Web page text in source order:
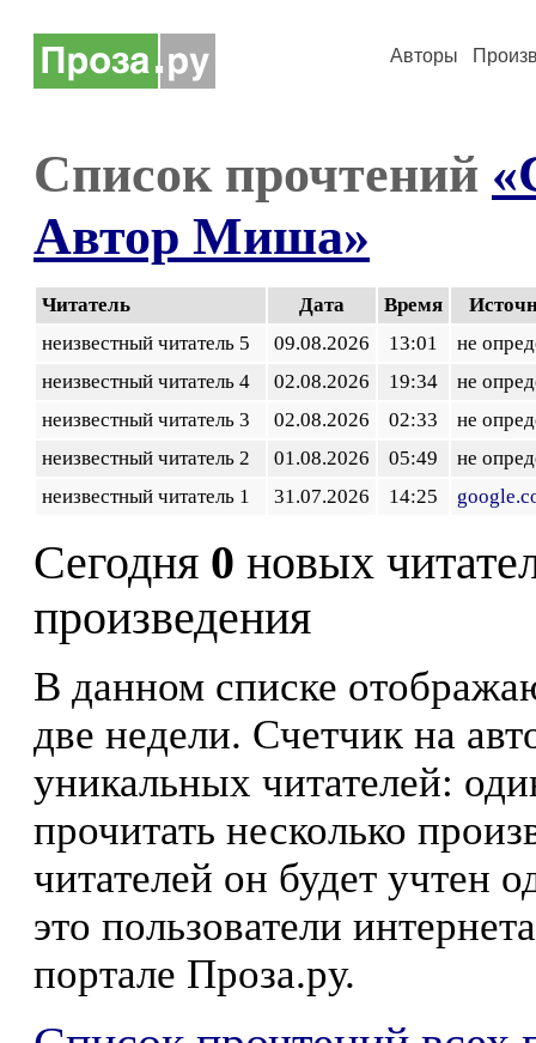
Авторы
Список прочтений
Автор Миша»
Читатель Дата Время
неизвестный читатель 5
09.08.2026 13:01
не
неизвестный читатель 4
02.08.2026 19:34
не
неизвестный читатель 3
02.08.2026 02:33
не
неизвестный читатель 2
01.08.2026 05:49
не
неизвестный читатель 1
31.07.2026 14:25
Сегодня 0 новых
произведения
В данном списке
две недели. Счетчик на
уникальных читателей:
прочитать несколько
читателей он будет учтен
это пользователи
портале Проза.ру.